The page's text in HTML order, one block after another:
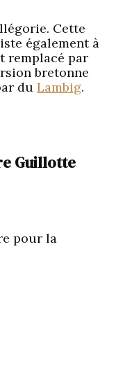
Cette
également à
remplacé par
bretonne
duLambig.
Guillotte
pour la